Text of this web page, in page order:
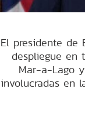
El presidente de
despliegue en
Mar-a-Lago
involucradas en